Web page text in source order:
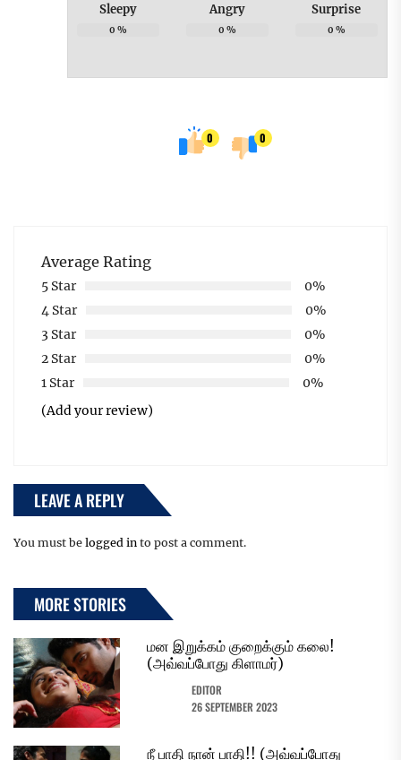
Sleepy
0 %
Angry
0 %
Surprise
0 %
0 0
Average Rating
5 Star
0%
4 Star
0%
3 Star
0%
2 Star
0%
1 Star
0%
(Add your review)
LEAVE A REPLY
You must be logged in to post a comment.
MORE STORIES
மன இறுக்கம் குறைக்கும் கலை!
(அவ்வப்போது கிளாமர்)
EDITOR
26 SEPTEMBER 2023
நீ பாதி நான் பாதி!! (அவ்வப்போது